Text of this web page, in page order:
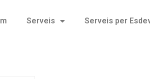
Serveis Serveis per